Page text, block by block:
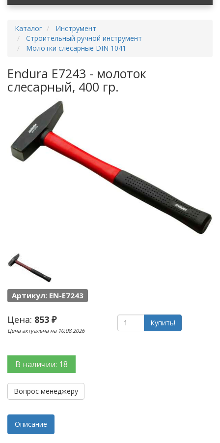
Каталог
Инструмент
Строительный ручной инструмент
Молотки слесарные DIN 1041
Endura E7243 - молоток
слесарный, 400 гр.
Артикул: EN-E7243
Цена: 853 ₽
Цена актуальна на 10.08.2026
Купить!
В наличии: 18
Вопрос менеджеру
Описание